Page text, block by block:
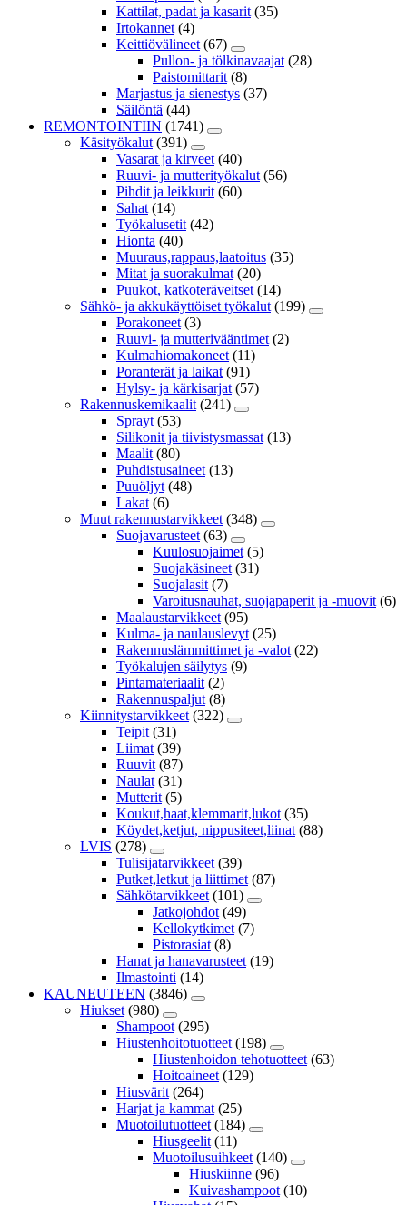
Kattilat, padat ja kasarit (35)
Irtokannet (4)
Keittiövälineet (67)
Pullon- ja tölkinavaajat (28)
Paistomittarit (8)
Marjastus ja sienestys (37)
Säilöntä (44)
REMONTOINTIIN (1741)
Käsityökalut (391)
Vasarat ja kirveet (40)
Ruuvi- ja mutterityökalut (56)
Pihdit ja leikkurit (60)
Sahat (14)
Työkalusetit (42)
Hionta (40)
Muuraus,rappaus,laatoitus (35)
Mitat ja suorakulmat (20)
Puukot, katkoteräveitset (14)
Sähkö- ja akkukäyttöiset työkalut (199)
Porakoneet (3)
Ruuvi- ja mutterivääntimet (2)
Kulmahiomakoneet (11)
Poranterät ja laikat (91)
Hylsy- ja kärkisarjat (57)
Rakennuskemikaalit (241)
Sprayt (53)
Silikonit ja tiivistysmassat (13)
Maalit (80)
Puhdistusaineet (13)
Puuöljyt (48)
Lakat (6)
Muut rakennustarvikkeet (348)
Suojavarusteet (63)
Kuulosuojaimet (5)
Suojakäsineet (31)
Suojalasit (7)
Varoitusnauhat, suojapaperit ja -muovit (6)
Maalaustarvikkeet (95)
Kulma- ja naulauslevyt (25)
Rakennuslämmittimet ja -valot (22)
Työkalujen säilytys (9)
Pintamateriaalit (2)
Rakennuspaljut (8)
Kiinnitystarvikkeet (322)
Teipit (31)
Liimat (39)
Ruuvit (87)
Naulat (31)
Mutterit (5)
Koukut,haat,klemmarit,lukot (35)
Köydet,ketjut, nippusiteet,liinat (88)
LVIS (278)
Tulisijatarvikkeet (39)
Putket,letkut ja liittimet (87)
Sähkötarvikkeet (101)
Jatkojohdot (49)
Kellokytkimet (7)
Pistorasiat (8)
Hanat ja hanavarusteet (19)
Ilmastointi (14)
KAUNEUTEEN (3846)
Hiukset (980)
Shampoot (295)
Hiustenhoitotuotteet (198)
Hiustenhoidon tehotuotteet (63)
Hoitoaineet (129)
Hiusvärit (264)
Harjat ja kammat (25)
Muotoilutuotteet (184)
Hiusgeelit (11)
Muotoilusuihkeet (140)
Hiuskiinne (96)
Kuivashampoot (10)